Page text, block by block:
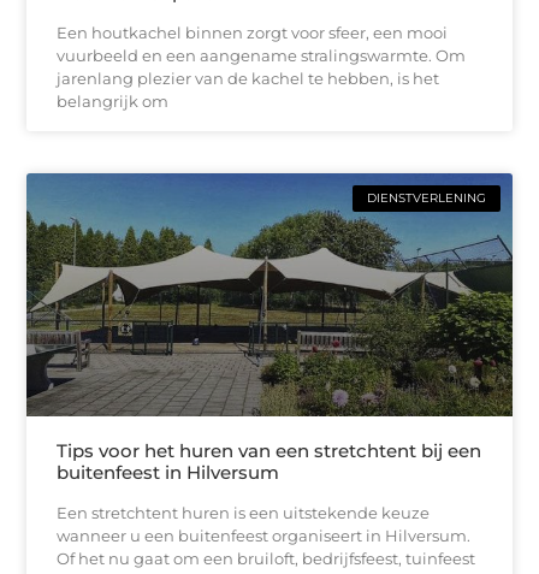
Een houtkachel binnen zorgt voor sfeer, een mooi
vuurbeeld en een aangename stralingswarmte. Om
jarenlang plezier van de kachel te hebben, is het
belangrijk om
DIENSTVERLENING
Tips voor het huren van een stretchtent bij een
buitenfeest in Hilversum
Een stretchtent huren is een uitstekende keuze
wanneer u een buitenfeest organiseert in Hilversum.
Of het nu gaat om een bruiloft, bedrijfsfeest, tuinfeest